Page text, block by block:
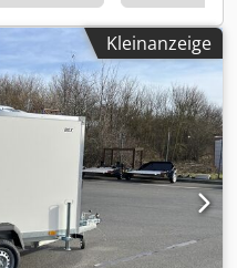
Ihre Produktion mit
kann. Ideal Für:
Verpackungsindustrie
von Brettern an
Bauwesen und
TRV 2000: Die
Kleinanzeige